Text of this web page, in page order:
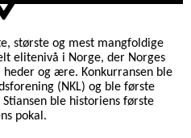
største og mest mangfoldige
elitenivå i Norge, der Norges
heder og ære. Konkurransen ble
(NKL) og ble første
ble historiens første
pokal.